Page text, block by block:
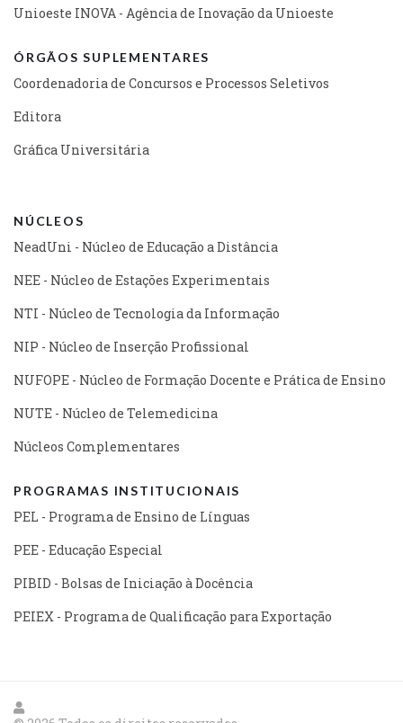
Unioeste INOVA - Agência de Inovação da Unioeste
ÓRGÃOS SUPLEMENTARES
Coordenadoria de Concursos e Processos Seletivos
Editora
Gráfica Universitária
NÚCLEOS
NeadUni - Núcleo de Educação a Distância
NEE - Núcleo de Estações Experimentais
NTI - Núcleo de Tecnologia da Informação
NIP - Núcleo de Inserção Profissional
NUFOPE - Núcleo de Formação Docente e Prática de Ensino
NUTE - Núcleo de Telemedicina
Núcleos Complementares
PROGRAMAS INSTITUCIONAIS
PEL - Programa de Ensino de Línguas
PEE - Educação Especial
PIBID - Bolsas de Iniciação à Docência
PEIEX - Programa de Qualificação para Exportação